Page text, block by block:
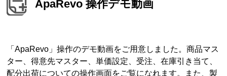
ApaRevo 操作デモ動画
「ApaRevo」操作のデモ動画をご用意しました。商品マス
ター、得意先マスター、単価設定、受注、在庫引き当て、
配分出荷についての操作画面をご覧になれます。また、製